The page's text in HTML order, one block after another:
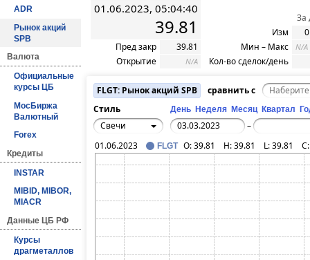
ADR
Рынок акций
SPB
Валюта
Официальные
курсы ЦБ
МосБиржа
Валютный
Forex
Кредиты
INSTAR
MIBID, MIBOR,
MIACR
Данные ЦБ РФ
Курсы
драгметаллов
01.06.2023, 05:04:40
39.81
Пред закр
39.81
Открытие
N/A
За
Изм
Мин – Макс
N/A
Кол-во сделок/день
FLGT: Рынок акций SPB
сравнить с
Стиль
День Неделя Месяц Квартал
Свечи
–
01.06.2023
FLGT O:39.81 H:39.81 L:39.81